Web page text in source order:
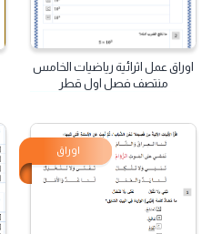
اوراق عمل اثرائية رياضيات الخامس
منتصف فصل اول قطر